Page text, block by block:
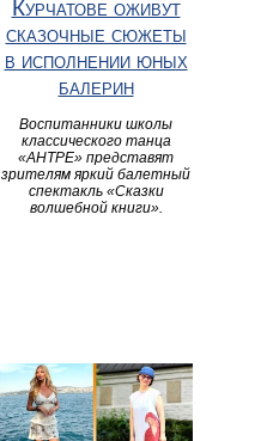
Курчатове оживут
сказочные сюжеты
в исполнении юных
балерин
Воспитанники школы
классического танца
«АНТРЕ» представят
зрителям яркий балетный
спектакль «Сказки
волшебной книги».